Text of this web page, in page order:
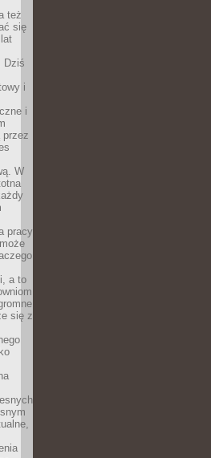
też
się
Dziś
i
i
przez
W
pracy
a to
się z